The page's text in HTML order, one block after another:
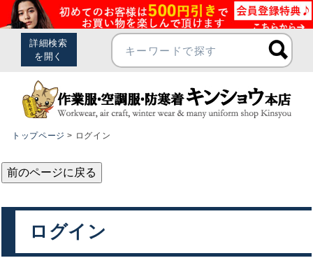
トップページ ログイン
前のページに戻る
ログイン